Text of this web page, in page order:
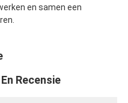
en samen een
Recensie